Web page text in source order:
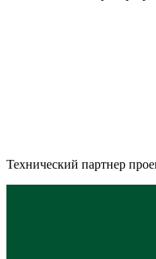
Технический партнер